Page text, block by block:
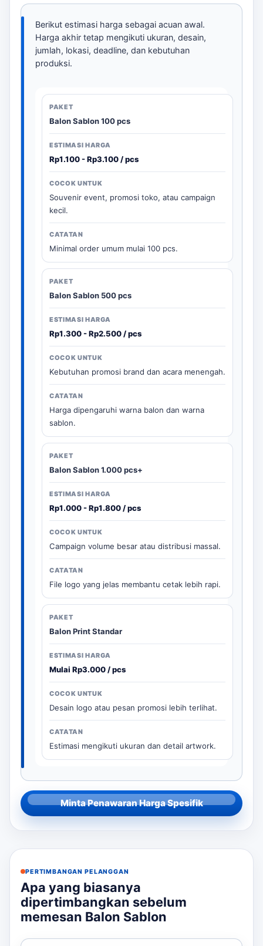
Berikut estimasi harga sebagai acuan awal.
Harga akhir tetap mengikuti ukuran, desain,
jumlah, lokasi, deadline, dan kebutuhan
produksi.
Balon Sablon 100 pcs
Rp1.100 - Rp3.100 / pcs
Souvenir event, promosi toko, atau campaign
kecil.
Minimal order umum mulai 100 pcs.
Balon Sablon 500 pcs
Rp1.300 - Rp2.500 / pcs
Kebutuhan promosi brand dan acara menengah.
Harga dipengaruhi warna balon dan warna
sablon.
Balon Sablon 1.000 pcs+
Rp1.000 - Rp1.800 / pcs
Campaign volume besar atau distribusi massal.
File logo yang jelas membantu cetak lebih rapi.
Balon Print Standar
Mulai Rp3.000 / pcs
Desain logo atau pesan promosi lebih terlihat.
Estimasi mengikuti ukuran dan detail artwork.
Minta Penawaran Harga Spesifik
PERTIMBANGAN PELANGGAN
Apa yang biasanya
dipertimbangkan sebelum
memesan Balon Sablon